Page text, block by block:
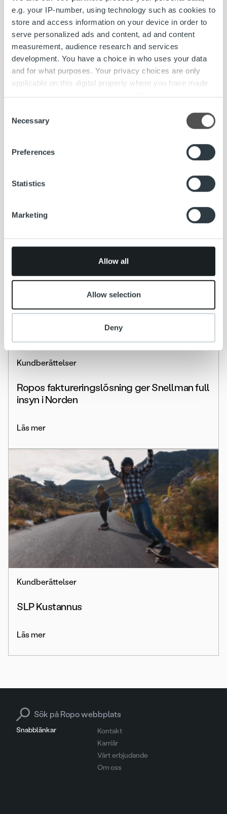
e.g. your IP-number, using technology such as cookies to
store and access information on your device in order to
serve personalized ads and content, ad and content
measurement, audience research and services
development. You have a choice in who uses your data
and for what purposes. Your privacy choices are only
applicable on this digital property where you have made
your choices. You can change or withdraw your consent
the Privacy trigger icon.
Find out more about how your personal data is processed
and set your preferences in the
We use cookies to personalise content and ads, to
provide social media features and to analyse our traffic.
our social media, advertising and analytics partners who
provided to them or that they’ve collected from your use
Selection
Necessary
Preferences
Statistics
Marketing
Allow all
Allow selection
Deny
Kundberättelser
Anticimex och Ropo: Ett utökat samarbete
för ökad effektivitet och kundnöjdhet
Läs mer
Kundberättelser
Ropos faktureringslösning ger Snellman full
insyn i Norden
Läs mer
Kundberättelser
SLP Kustannus
Läs mer
Snabblänkar
Kontakt
Karriär
Vårt erbjudande
Om oss
Search for: